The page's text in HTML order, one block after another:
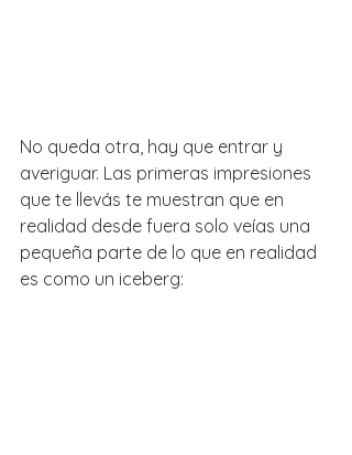
No queda otra, hay que entrar y
averiguar. Las primeras impresiones
que te llevás te muestran que en
realidad desde fuera solo veías una
pequeña parte de lo que en realidad
es como un iceberg: